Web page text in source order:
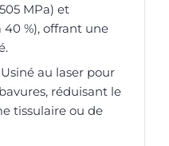
MPa) et
%), offrant une
Usiné au laser pour
réduisant le
tissulaire ou de